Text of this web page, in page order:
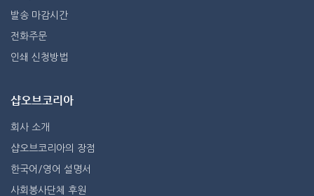
발송 마감시간
전화주문
인쇄 신청방법
샵오브코리아
회사 소개
샵오브코리아의 장점
한국어/영어 설명서
사회봉사단체 후원